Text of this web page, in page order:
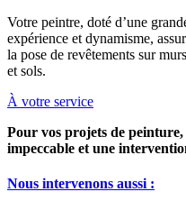
Votre peintre, doté d’une
expérience et dynamisme,
la pose de revêtements sur murs
et sols.
À votre service
Pour vos projets de peinture,
impeccable et une
Nous intervenons aussi :